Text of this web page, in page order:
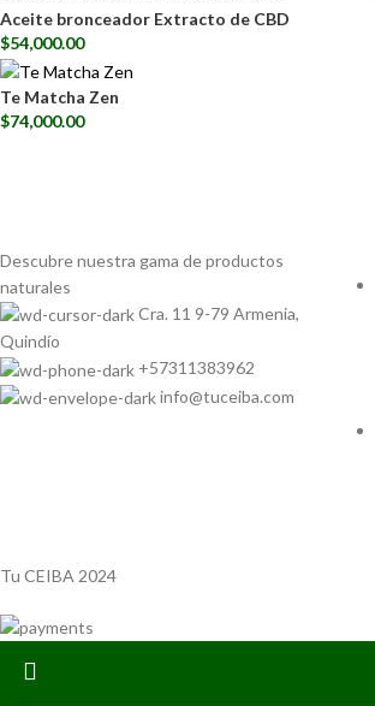
Aceite bronceador Extracto de CBD
$54,000.00
Te Matcha Zen
$74,000.00
Descubre nuestra gama deproductos
naturales
Cra. 11 9-79 Armenia,
Quindío
+57311383962
info@tuceiba.com
Tu CEIBA 2024